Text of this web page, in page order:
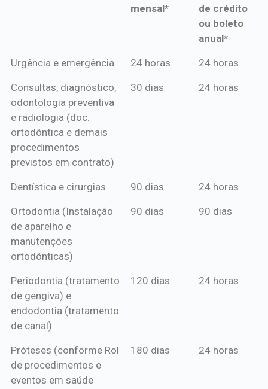
mensal*
de crédito
ou boleto
anual*
*Procedimentos Amil
*Pagamento
mensal*
*Pagamento
de crédito
Urgência e emergência 24 horas 24 horas
Consultas, diagnóstico,
odontologia preventiva
e radiologia (doc.
ortodôntica e demais
procedimentos
previstos em contrato)
30 dias 24 horas
Dentística e cirurgias 90 dias 24 horas
Ortodontia (Instalação
de aparelho e
manutenções
ortodônticas)
90 dias 90 dias
Periodontia (tratamento
de gengiva) e
endodontia (tratamento
de canal)
120 dias 24 horas
Próteses (conforme Rol
de procedimentos e
eventos em saúde
180 dias 24 horas